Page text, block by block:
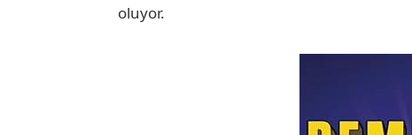
oluyor.